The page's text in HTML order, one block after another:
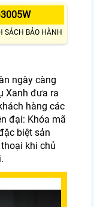
SÁCH BẢO HÀNH
ngày càng
Xanh đưa ra
hàng các
đại: Khóa mã
biệt sản
khi chủ